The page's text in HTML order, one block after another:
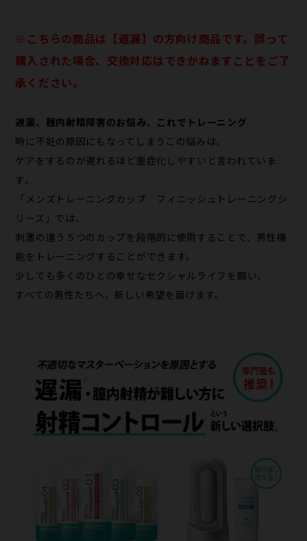
※こちらの​商品は​【遅漏】の​方​向け商品です。​誤って​
購入された​場合、​交換対応は​できかねます​ことを​ご了
承ください。
遅漏、腟内射精障害のお悩み、これでトレーニング
時に不妊の原因にもなってしまうこの悩みは、
ケアをするのが遅れるほど重症化しやすいと言われていま
す。
「メンズトレーニングカップ フィニッシュトレーニングシ
リーズ」では、
刺激の違う５つのカップを段階的に使用することで、男性機
能をトレーニングすることができます。
少しでも多くのひとの幸せなセクシャルライフを願い、
すべての男性たちへ、新しい希望を届けます。